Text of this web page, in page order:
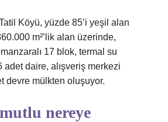
Köyü, yüzde 85’i yeşil alan
m²’lik alan üzerinde,
17 blok, termal su
adet daire, alışveriş merkezi
devre mülkten oluşuyor.
nereye